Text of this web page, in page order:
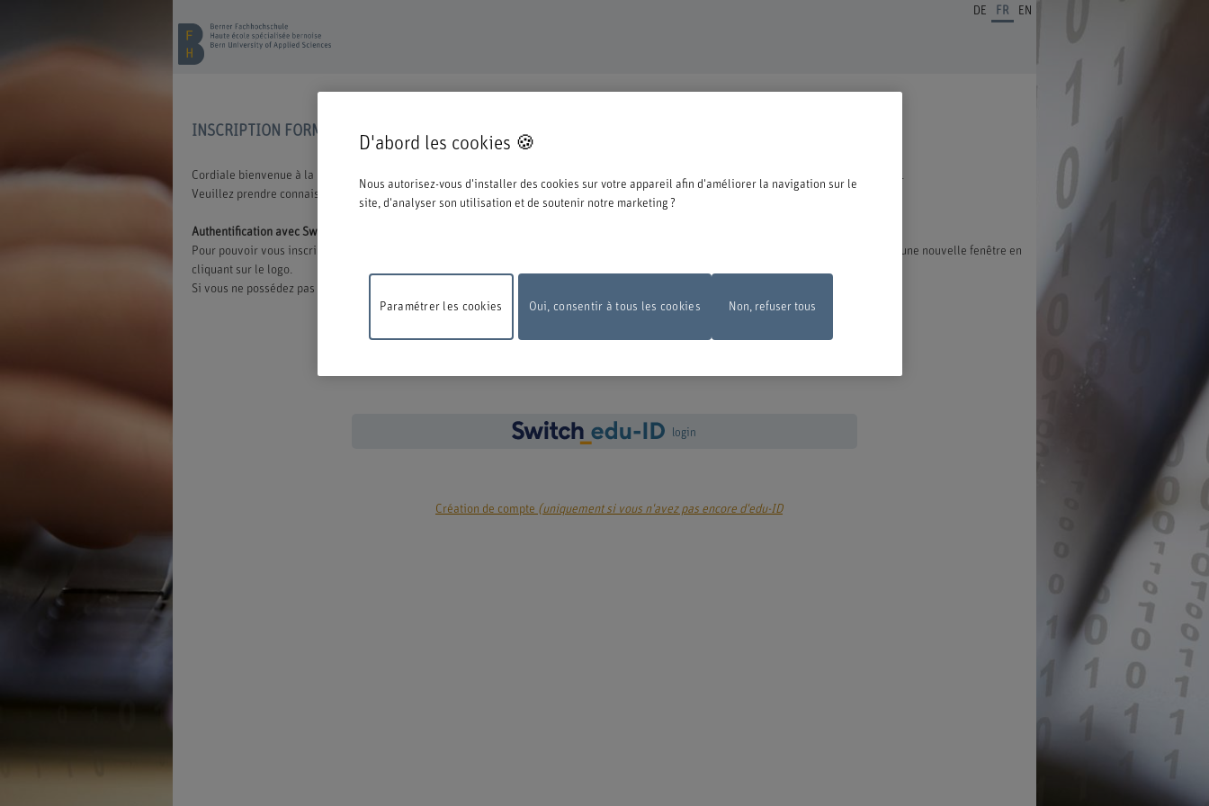
DE FR EN
INSCRIPTION FORMATION CONTINUE
Cordiale bienvenue à la BFH. Vous avez opté pour une formation ou un perfectionnement dans notre institution et nous nous en réjouissons.
Veuillez prendre connaissance des informations ci-dessous concernant le processus d'inscription.
Authentification avec Switch edu-ID
Pour pouvoir vous inscrire à une offre de la BFH, vous devez vous connecter avec l'edu-ID de Switch. La fenêtre de connexion s'ouvre dans une nouvelle fenêtre en
cliquant sur le logo.
Si vous ne possédez pas encore d'edu-ID, vous pouvez le créer directement chez Switch.
login
Création de compte (uniquement si vous n'avez pas encore d'edu-ID
D'abord les cookies 🍪
Nous autorisez-vous d'installer des cookies sur votre appareil afin d'améliorer la navigation sur le
site, d'analyser son utilisation et de soutenir notre marketing ?
Oui, consentir à tous les cookies
Paramétrer les cookies Non, refuser tous